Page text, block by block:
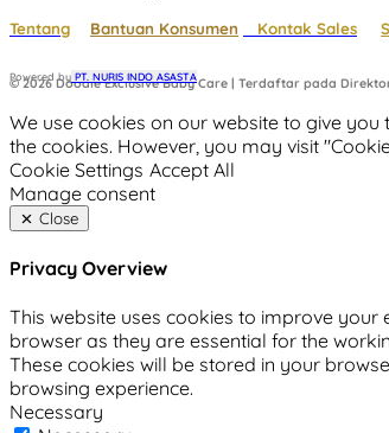
Tentang Bantuan Konsumen Kontak Sales
© 2026 Doodle Exclusive Baby Care | Terdaftar pada
Powered by PT. NURIS INDO ASASTA
We use cookies on our website to give
the cookies. However, you may visit
Cookie Settings Accept All
Manage consent
Close
Privacy Overview
This website uses cookies to improve
browser as they are essential for the
These cookies will be stored in your
browsing experience.
Necessary